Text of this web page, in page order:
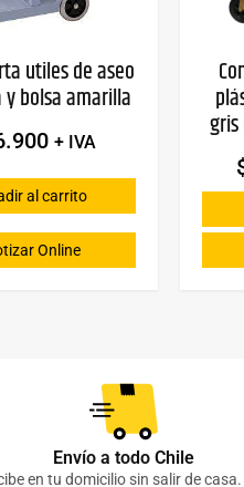
utiles de aseo
bolsa amarilla
+ IVA
al carrito
Online
Envío a todo Chile
en tu domicilio sin salir de